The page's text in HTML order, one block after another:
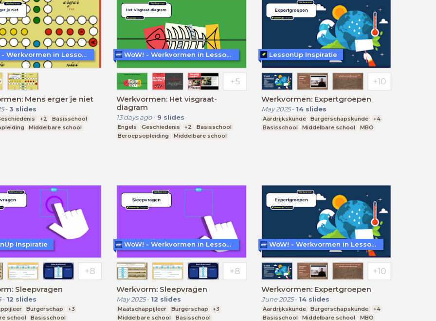
Mens erger je niet
- 3 slides
+2
Basisschool
Middelbare school
WoW! - Werkvormen in LessonUp
Werkvormen: Het visgraat-
diagram
13 days ago- 9 slides
Engels Geschiedenis +2
Basisschool
Beroepsopleiding
Middelbare school
WoW! - Werkvormen in LessonUp
Werkvormen: Expertgroepen
May 2025- 14 slides
Aardrijkskunde Burgerschapskunde
+4
Basisschool
Middelbare school MBO
LessonUp Inspiratie
Sleepvragen
- 12 slides
Burgerschap
+3
school
Basisschool
Inspiratie
Werkvorm: Sleepvragen
May 2025- 12 slides
Maatschappijleer Burgerschap
+3
Middelbare school
Basisschool
WoW! - Werkvormen in LessonUp
Werkvormen: Expertgroepen
June 2025- 14 slides
Aardrijkskunde Burgerschapskunde
+4
Basisschool
Middelbare school MBO
WoW! - Werkvormen in LessonUp